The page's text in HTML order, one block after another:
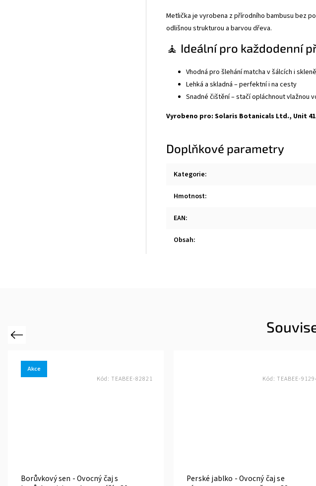
Metlička je vyrobena z přírodního bambusu bez
odlišnou strukturou a barvou dřeva.
🧘 Ideální pro každodenní
Vhodná pro šlehání matcha v šálcích i
Lehká a skladná – perfektní i na cesty
Snadné čištění – stačí opláchnout vlažnou
Vyrobeno pro: Solaris Botanicals Ltd., Unit
Doplňkové parametry
Kategorie:
Hmotnost:
EAN:
Obsah:
Previous
Akce
Borůvkový sen - Ovocný čaj s
Kód: TEABEE-82821
Perské jablko - Ovocný čaj se
Kód: TEABEE-